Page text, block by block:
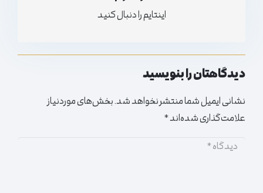
اینتایم را دنبال کنید
دیدگاهتان را بنویسید
نشانی ایمیل شما منتشر نخواهد شد.بخش‌های موردنیاز
علامت‌گذاری شده‌اند*